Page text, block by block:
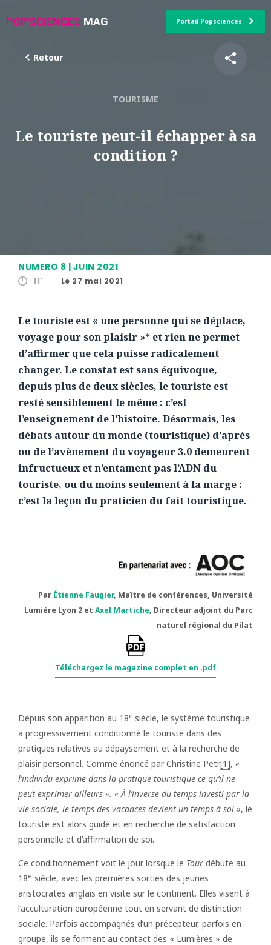
POP'SCIENCES MAG Portail Popsciences
Retour
TOURISME
Le touriste peut-il échapper à sa
condition ?
Le touriste est « une personne qui se déplace,
voyage pour son plaisir »* et rien ne permet
d’affirmer que cela puisse radicalement
changer. Le constat est sans équivoque,
depuis plus de deux siècles, le touriste est
resté sensiblement le même : c’est
l’enseignement de l’histoire. Désormais, les
débats autour du monde (touristique) d’après
ou de l’avènement du voyageur 3.0 demeurent
infructueux et n’entament pas l’ADN du
touriste, ou du moins seulement à la marge :
c’est la leçon du praticien du fait touristique.
Par Étienne Faugier, Maître de conférences, Université
Lumière Lyon 2 et Axel Martiche, Directeur adjoint du Parc
naturel régional du Pilat
Téléchargez le magazine complet en .pdf
Depuis son apparition au 18e siècle, le système touristique
a progressivement conditionné le touriste dans des
pratiques relatives au dépaysement et à la recherche de
plaisir personnel. Comme énoncé par Christine Petr[1], «
l’individu exprime dans la pratique touristique ce qu’il ne
peut exprimer ailleurs ». « À l’inverse du temps investi par la
vie sociale, le temps des vacances devient un temps à soi », le
touriste est alors guidé et en recherche de satisfaction
personnelle et d’affirmation de soi.
Ce conditionnement voit le jour lorsque le Tour débute au
18e siècle, avec les premières sorties des jeunes
aristocrates anglais en visite sur le continent. Elles visent à
l’acculturation européenne tout en servant de distinction
sociale. Parfois accompagnés d’un précepteur, parfois en
groupe, ils se forment au contact des « Lumières » de
NUMERO 8 | JUIN 2021
11' Le 27 mai 2021